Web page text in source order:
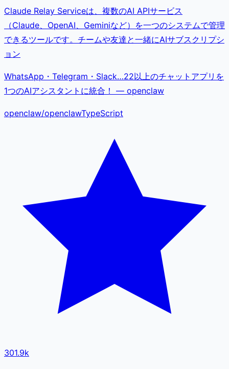
Claude Relay Serviceは、複数のAI APIサービス
（Claude、OpenAI、Geminiなど）を一つのシステムで管理
できるツールです。チームや友達と一緒にAIサブスクリプシ
ョン
WhatsApp・Telegram・Slack…22以上のチャットアプリを
1つのAIアシスタントに統合！ — openclaw
openclaw/openclawTypeScript
301.9k